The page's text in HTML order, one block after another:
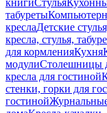
книгиСтулья
табуреты
креслаДетские
кресла, стулья,
для кормленияКухня
модулиСтолешницы
кресла для гостиной
стенки, горки для
гостиной